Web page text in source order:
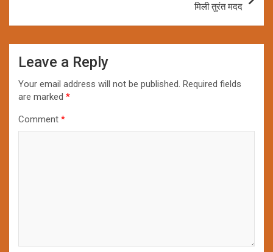
मिली तुरंत मदद
Leave a Reply
Your email address will not be published. Required fields
are marked *
Comment *